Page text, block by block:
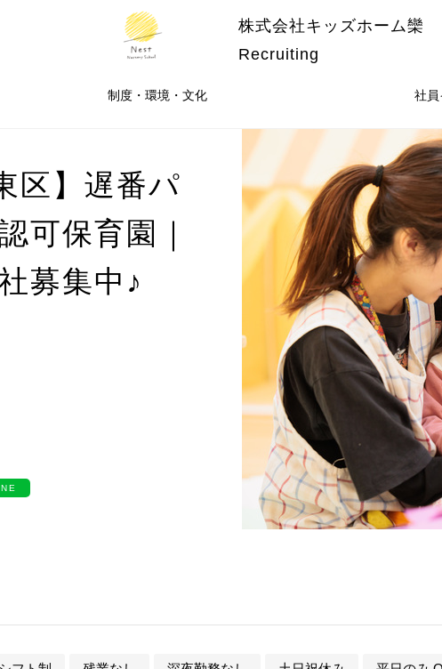
株式会社キッズホーム欒
Recruiting
制度・環境・文化 社員
区】遅番パ
可保育園｜
募集中 ♪